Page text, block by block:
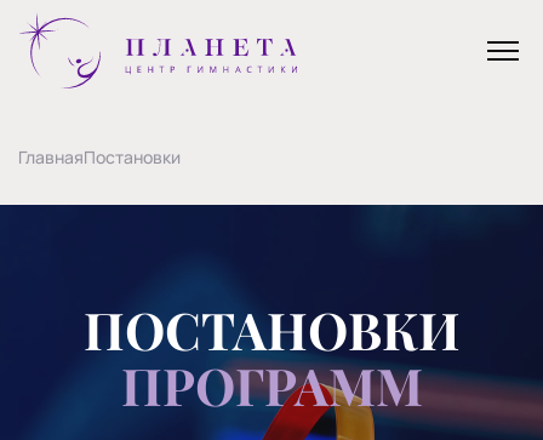
ГлавнаяПостановки
ПОСТАНОВКИ
ПРОГРАММ